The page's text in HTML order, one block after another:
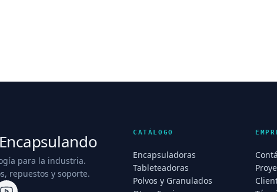
para la industria.
repuestos y soporte.
CATÁLOGO
Encapsuladoras
Tableteadoras
Polvos y Granulados